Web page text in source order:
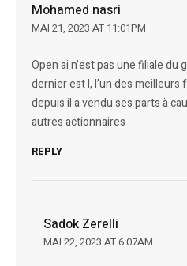
Mohamed nasri
MAI 21, 2023 AT 11:01PM
Open ai n’est pas une filiale du
dernier est l, l’un des meilleurs
depuis il a vendu ses parts à
autres actionnaires
REPLY
Sadok Zerelli
MAI 22, 2023 AT 6:07AM